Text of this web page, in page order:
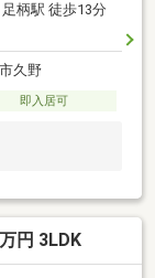
柄駅 徒歩13分
久野
即入居可
円 3LDK